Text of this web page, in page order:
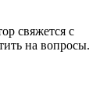
свяжется с
на вопросы.